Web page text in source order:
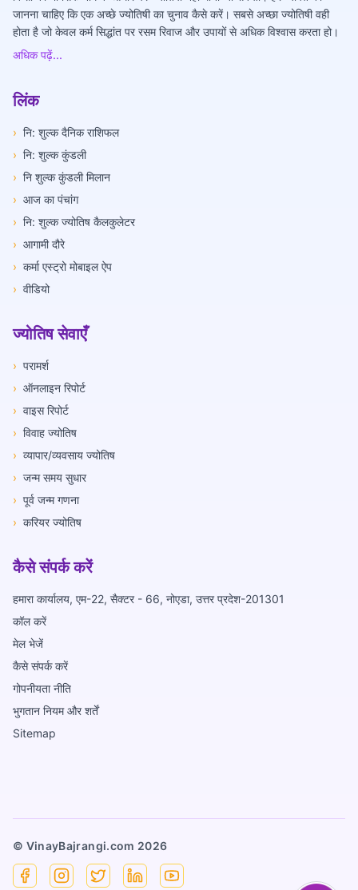
जानना चाहिए कि एक अच्छे ज्योतिषी का चुनाव कैसे करें। सबसे अच्छा ज्योतिषी वही
होता है जो केवल कर्म सिद्धांत पर रसम रिवाज और उपायों से अधिक विश्वास करता हो।
अधिक पढ़ें...
लिंक
› नि: शुल्क दैनिक राशिफल
› नि: शुल्क कुंडली
› नि शुल्क कुंडली मिलान
› आज का पंचांग
› नि: शुल्क ज्योतिष कैलकुलेटर
› आगामी दौरे
› कर्मा एस्ट्रो मोबाइल ऐप
› वीडियो
ज्योतिष सेवाएँ
› परामर्श
› ऑनलाइन रिपोर्ट
› वाइस रिपोर्ट
› विवाह ज्योतिष
› व्यापार/व्यवसाय ज्योतिष
› जन्म समय सुधार
› पूर्व जन्म गणना
› करियर ज्योतिष
कैसे संपर्क करें
हमारा कार्यालय, एम-22, सैक्टर - 66, नोएडा, उत्तर प्रदेश-201301
कॉल करें
मेल भेजें
कैसे संपर्क करें
गोपनीयता नीति
भुगतान नियम और शर्तें
Sitemap
© VinayBajrangi.com 2026
FacebookInstagram
X LinkedinYouTube